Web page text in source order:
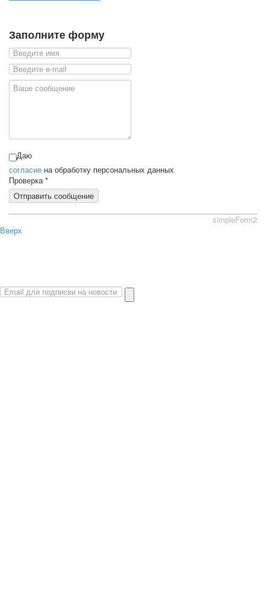
Заполните форму
Даю
согласие на обработку персональных данных
Проверка*
Отправить сообщение
simpleForm2
Вверх